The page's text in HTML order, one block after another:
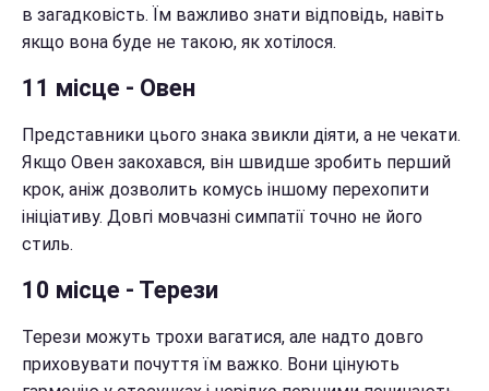
в загадковість. Їм важливо знати відповідь, навіть
якщо вона буде не такою, як хотілося.
11 місце - Овен
Представники цього знака звикли діяти, а не чекати.
Якщо Овен закохався, він швидше зробить перший
крок, аніж дозволить комусь іншому перехопити
ініціативу. Довгі мовчазні симпатії точно не його
стиль.
10 місце - Терези
Терези можуть трохи вагатися, але надто довго
приховувати почуття їм важко. Вони цінують